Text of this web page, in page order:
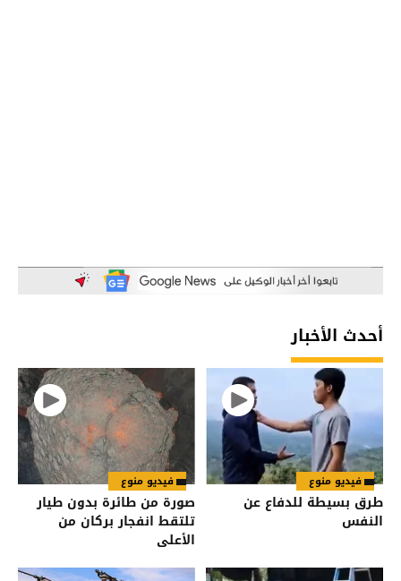
أحدث الأخبار
فيديو منوع
طرق بسيطة للدفاع عن
النفس
فيديو منوع
صورة من طائرة بدون طيار
تلتقط انفجار بركان من
الأعلى